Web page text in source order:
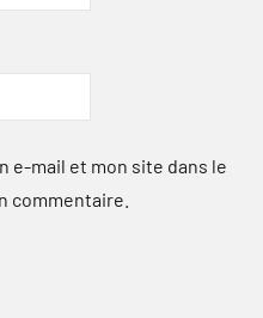
e-mail et mon site dans le
commentaire.